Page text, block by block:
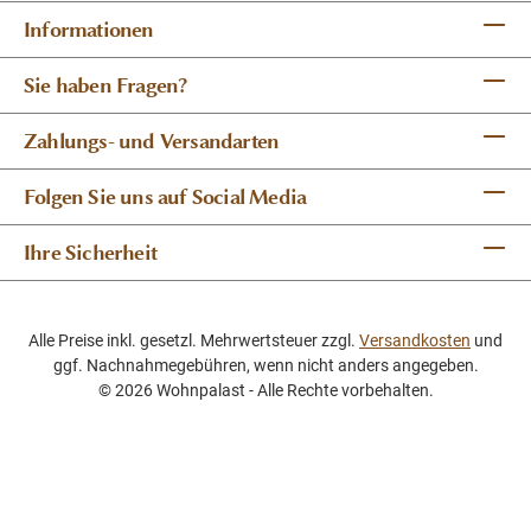
Informationen
Sie haben Fragen?
Zahlungs- und Versandarten
Folgen Sie uns auf Social Media
Ihre Sicherheit
Alle Preise inkl. gesetzl. Mehrwertsteuer zzgl. Versandkosten und
ggf. Nachnahmegebühren, wenn nicht anders angegeben.
© 2026 Wohnpalast - Alle Rechte vorbehalten.